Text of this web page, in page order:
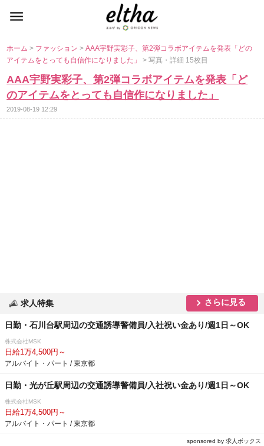
ホーム> ファッション>AAA宇野実彩子、第2弾コラボアイテムを発表「どの
アイテムをとっても自信作になりました」> 写真・詳細 15枚目
AAA宇野実彩子、第2弾コラボアイテムを発表「ど
のアイテムをとっても自信作になりました」
2019-08-19 12:29
求人特集 さらに見る
日勤・石川台駅周辺の交通誘導警備員/入社祝い金あり/週1日～OK
株式会社MSK
日給1万4,500円～
アルバイト・パート / 東京都
日勤・光が丘駅周辺の交通誘導警備員/入社祝い金あり/週1日～OK
株式会社MSK
日給1万4,500円～
アルバイト・パート / 東京都
sponsored by 求人ボックス